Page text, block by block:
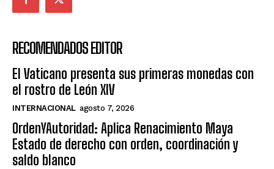
RECOMENDADOS EDITOR
El Vaticano presenta sus primeras monedas con
el rostro de León XIV
INTERNACIONAL agosto 7, 2026
OrdenYAutoridad: Aplica Renacimiento Maya
Estado de derecho con orden, coordinación y
saldo blanco